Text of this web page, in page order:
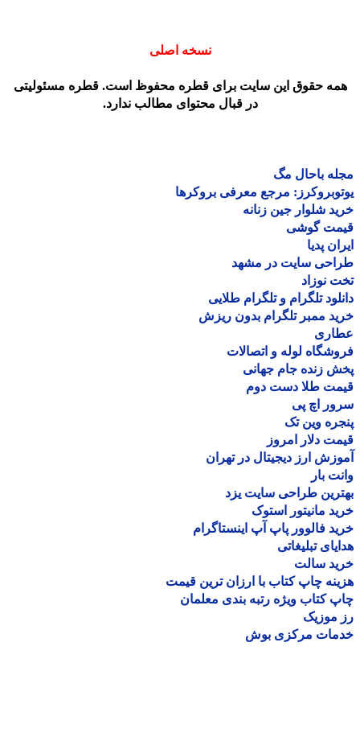
نسخه اصلی
حقوق این سایت برای قطره محفوظ است. قطره مسئولیتی
در قبال محتوای مطالب ندارد.
باحال مگ
مرجع معرفی بروکرها
شلوار جین زنانه
گوشی
پدیا
سایت در مشهد
نوزاد
تلگرام و تلگرام طلایی
ممبر تلگرام بدون ریزش
لوله و اتصالات
زنده جام جهانی
طلا دست دوم
اچ پی
وین تک
دلار امروز
ارز دیجیتال در تهران
بار
طراحی سایت یزد
مانیتور استوک
فالوور پاپ آپ اینستاگرام
تبلیغاتی
سالت
چاپ کتاب با ارزان ترین قیمت
کتاب ویژه رتبه بندی معلمان
موزیک
مرکزی بوش